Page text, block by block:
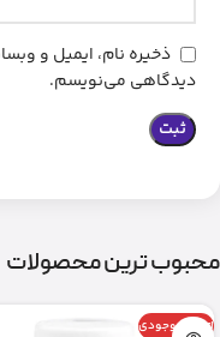
ذخیره نام، ایمیل و
دیدگاهی می‌نویسم.
محبوب ترین محصولات
اتمام موجودی